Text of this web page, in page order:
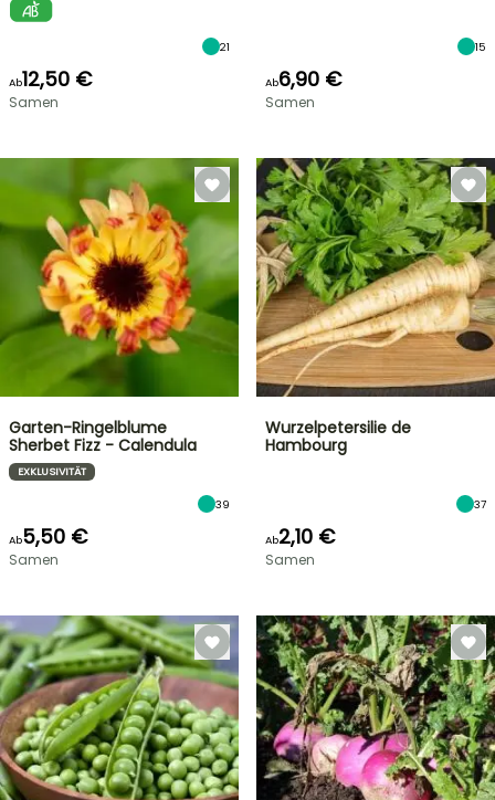
21
Ab12,50 €
Samen
15
Ab6,90 €
Samen
Garten-Ringelblume
Sherbet Fizz - Calendula
EXKLUSIVITÄT
39
Ab5,50 €
Samen
Wurzelpetersilie de
Hambourg
37
Ab2,10 €
Samen